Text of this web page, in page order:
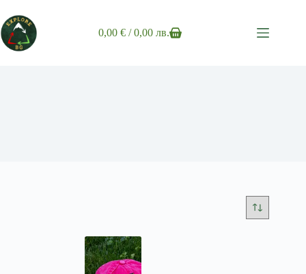
to
content
Shopping
0,00€ / 0,00 лв.